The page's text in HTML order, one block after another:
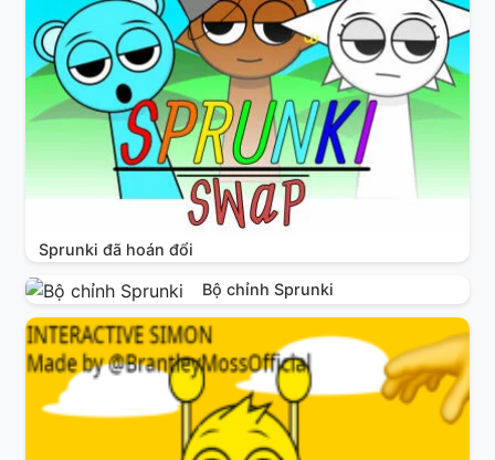
Sprunki đã hoán đổi
Bộ chỉnh Sprunki